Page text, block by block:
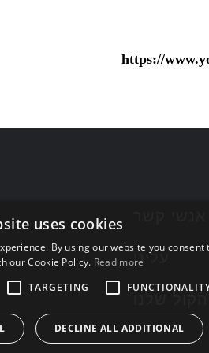
https://
עלינו
uses cookies
By using our website you consent
our Cookie Policy. Read more
TARGETING
DECLINE ALL ADDITIONAL